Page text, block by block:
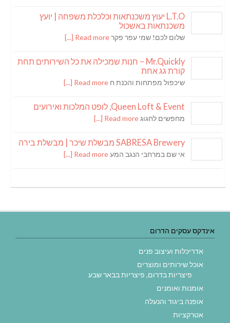
L.T.O יעוץ משכנתאות וכלכלת משפחה | יועץ
משכנתאות באשכול
שלום לכם! שמי עפר פקרRead more [...]
Mr.Quickly – חנות שמכילה את כל השירותים תחת
קורת גג אחת
שיכפול מפתחות והכנת ח Read more [...]
Queen Loft & Event, לופט המלכות ואירועים
מחפשים לחגוגRead more [...]
SABRESA Brewery מבשלת שיכר | מבשלת בירה
אי שם במרחבי הנגב המעRead more [...]
אינדקס עסקים הדרום
אדריכלות ועיצוב פנים
אוכל שירותים ומוצרים
פיצריות בדרום, פיצריות בבאר שבע
אומנות ואומנים
אופנה ביגוד והנעלה
אטרקציות